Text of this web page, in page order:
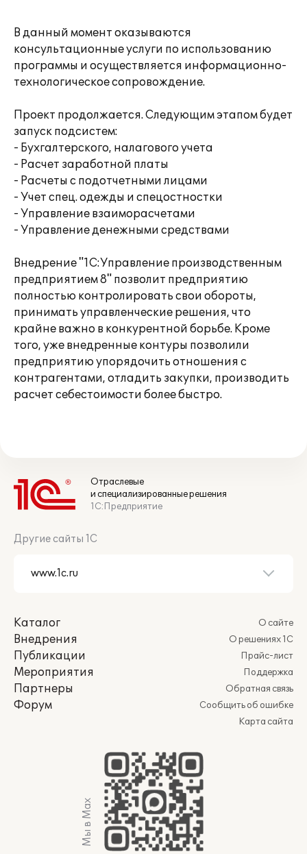
В данный момент оказываются
консультационные услуги по использованию
программы и осуществляется информационно-
технологическое сопровождение.
Проект продолжается. Следующим этапом будет
запуск подсистем:
- Бухгалтерского, налагового учета
- Расчет заработной платы
- Расчеты с подотчетными лицами
- Учет спец. одежды и спецостностки
- Управление взаиморасчетами
- Управление денежными средствами
Внедрение "1С:Управление производственным
предприятием 8" позволит предприятию
полностью контролировать свои обороты,
принимать управленческие решения, что
крайне важно в конкурентной борьбе. Кроме
того, уже внедренные контуры позволили
предприятию упорядочить отношения с
контрагентами, отладить закупки, производить
расчет себестоимости более быстро.
Отраслевые
и специализированные решения
1С:Предприятие
Другие сайты 1С
Каталог
Внедрения
Публикации
Мероприятия
Партнеры
Форум
О сайте
О решениях 1С
Прайс-лист
Поддержка
Обратная связь
Сообщить об ошибке
Карта сайта
Мы в Max